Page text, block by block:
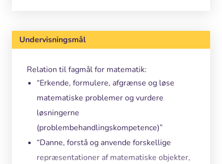
Undervisningsmål
Relation til fagmål for matematik:
“Erkende, formulere, afgrænse og løse
matematiske problemer og vurdere
løsningerne
(problembehandlingskompetence)”
“Danne, forstå og anvende forskellige
repræsentationer af matematiske objekter,